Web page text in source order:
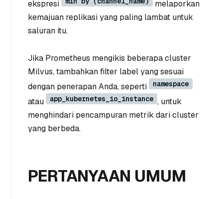
ekspresi
melaporkan
kemajuan replikasi yang paling lambat untuk
saluran itu.
Jika Prometheus mengikis beberapa cluster
Milvus, tambahkan filter label yang sesuai
dengan penerapan Anda, seperti
namespace
atau app_kubernetes_io_instance , untuk
menghindari pencampuran metrik dari cluster
yang berbeda.
PERTANYAAN UMUM